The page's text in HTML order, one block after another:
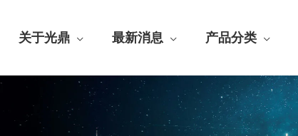
关于光鼎 最新消息 产品分类